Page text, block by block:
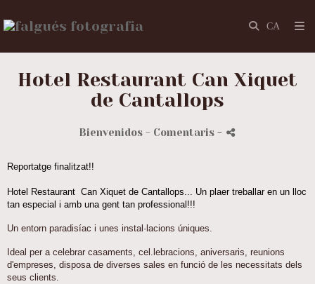
Hotel Restaurant Can Xiquet
de Cantallops
Bienvenidos - Comentaris -
Reportatge finalitzat!!
Hotel Restaurant Can Xiquet de Cantallops... Un plaer treballar en un lloc
tan especial i amb una gent tan professional!!!
Un entorn paradisíac i unes instal·lacions úniques.
Ideal per a celebrar casaments, cel.lebracions, aniversaris, reunions
d'empreses, disposa de diverses sales en funció de les necessitats dels
seus clients.